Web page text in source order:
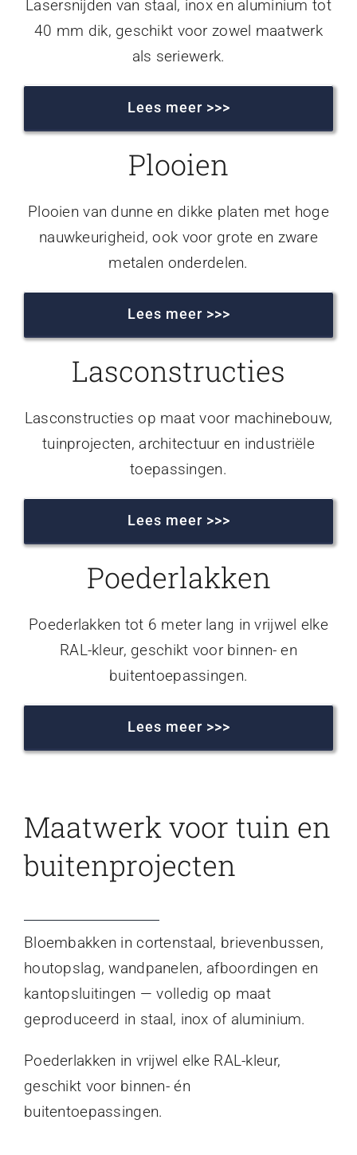
Lasersnijden van staal, inox en aluminium tot
40 mm dik, geschikt voor zowel maatwerk
als seriewerk.
Lees meer >>>
Plooien
Plooien van dunne en dikke platen met hoge
nauwkeurigheid, ook voor grote en zware
metalen onderdelen.
Lees meer >>>
Lasconstructies
Lasconstructies op maat voor machinebouw,
tuinprojecten, architectuur en industriële
toepassingen.
Lees meer >>>
Poederlakken
Poederlakken tot 6 meter lang in vrijwel elke
RAL-kleur, geschikt voor binnen- en
buitentoepassingen.
Lees meer >>>
Maatwerk voor tuin en
buitenprojecten
Bloembakken in cortenstaal, brievenbussen,
houtopslag, wandpanelen, afboordingen en
kantopsluitingen — volledig op maat
geproduceerd in staal, inox of aluminium.
Poederlakken in vrijwel elke RAL-kleur,
geschikt voor binnen- én
buitentoepassingen.